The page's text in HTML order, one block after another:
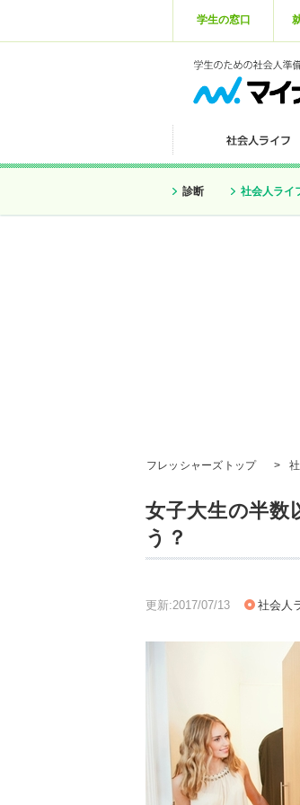
学生の窓口
診断 社会人ライ
フレッシャーズトップ >
女子大生の半数
う？
更新:2017/07/13 社会人